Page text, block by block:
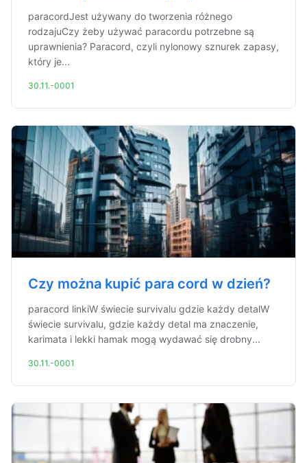
paracordJest używany do tworzenia różnego
rodzajuCzy żeby używać paracordu potrzebne są
uprawnienia? Paracord, czyli nylonowy sznurek zapasy,
który je...
30.11.-0001
Czy można kupić para cord w dzień?
paracord linkiW świecie survivalu gdzie każdy detalW
świecie survivalu, gdzie każdy detal ma znaczenie,
karimata i lekki hamak mogą wydawać się drobny...
30.11.-0001